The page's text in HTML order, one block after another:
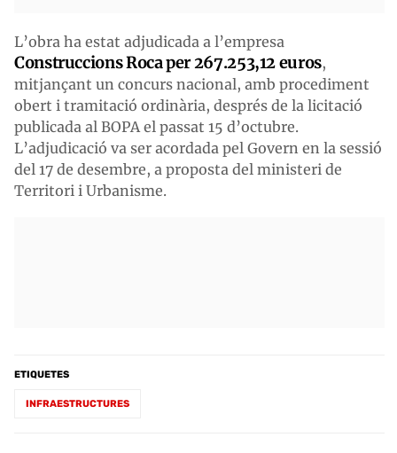
L’obra ha estat adjudicada a l’empresa
Construccions Roca per 267.253,12 euros,
mitjançant un concurs nacional, amb procediment
obert i tramitació ordinària, després de la licitació
publicada al BOPA el passat 15 d’octubre.
L’adjudicació va ser acordada pel Govern en la sessió
del 17 de desembre, a proposta del ministeri de
Territori i Urbanisme.
ETIQUETES
INFRAESTRUCTURES